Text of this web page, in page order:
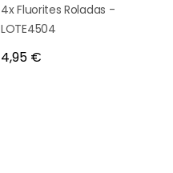
4x Fluorites Roladas -
LOTE4504
Preço
4,95 €